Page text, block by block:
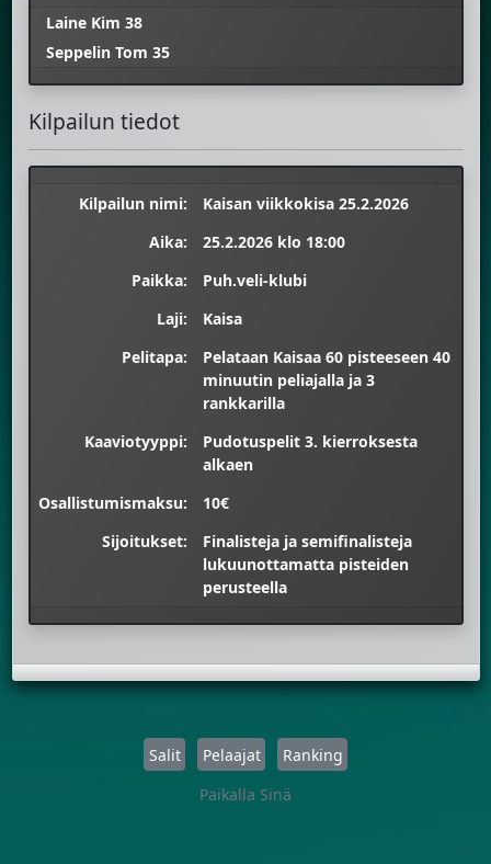
Laine Kim 38
Seppelin Tom 35
Kilpailun tiedot
Kilpailun nimi:
Kaisan viikkokisa 25.2.2026
Aika:
25.2.2026 klo 18:00
Paikka:
Puh.veli-klubi
Laji:
Kaisa
Pelitapa:
Pelataan Kaisaa 60 pisteeseen 40
minuutin peliajalla ja 3
rankkarilla
Kaaviotyyppi:
Pudotuspelit 3. kierroksesta
alkaen
Osallistumismaksu:
10€
Sijoitukset:
Finalisteja ja semifinalisteja
lukuunottamatta pisteiden
perusteella
Salit Pelaajat
Ranking
Paikalla Sinä